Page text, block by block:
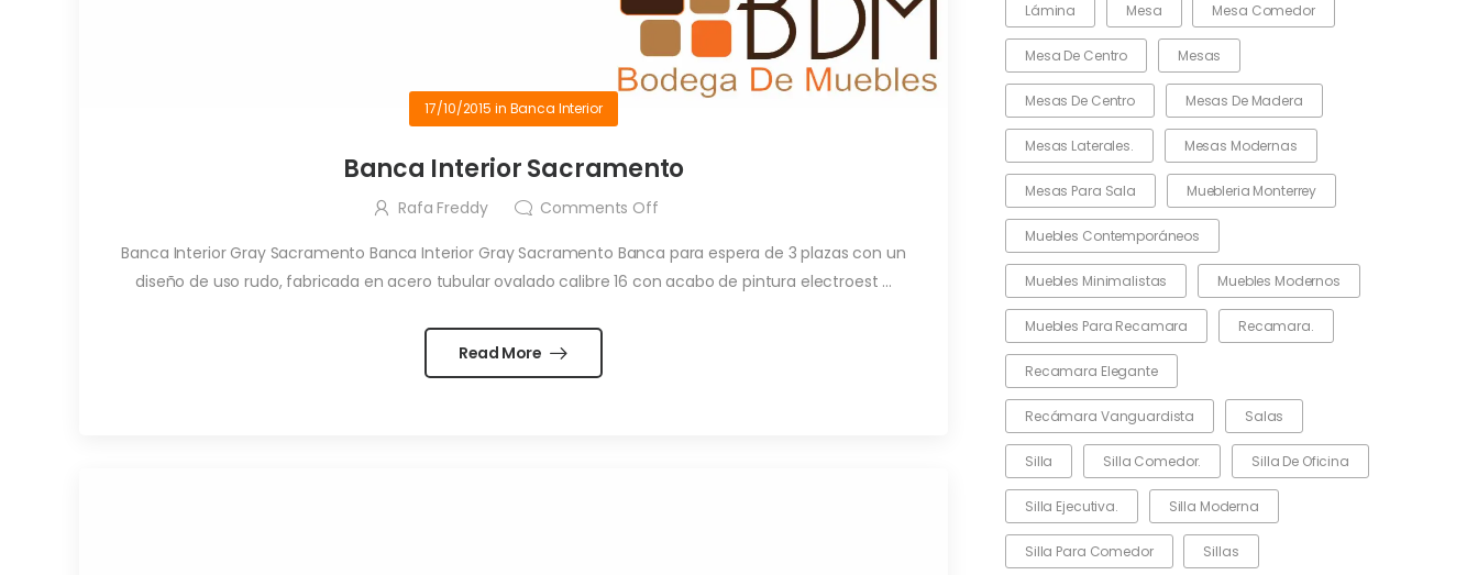
Lámina Mesa Mesa Comedor
Mesa De Centro Mesas
Mesas De Centro Mesas De Madera
Mesas Laterales. Mesas Modernas
Mesas Para Sala Muebleria Monterrey
Muebles Contemporáneos
Muebles Minimalistas Muebles Modernos
Muebles Para Recamara Recamara.
Recamara Elegante
Recámara Vanguardista Salas
Silla Silla Comedor. Silla De Oficina
Silla Ejecutiva. Silla Moderna
Silla Para Comedor Sillas
17/10/2015 in Banca Interior
Banca Interior Sacramento
Rafa Freddy Comments Off
Banca Interior Gray Sacramento Banca Interior Gray Sacramento Banca para espera de 3 plazas con un
diseño de uso rudo, fabricada en acero tubular ovalado calibre 16 con acabo de pintura electroest ...
Read More